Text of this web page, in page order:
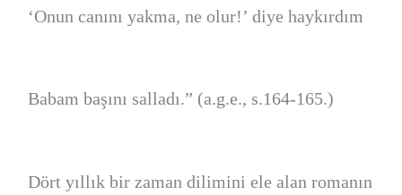
‘Onun canını yakma, ne olur!’ diye haykırdım
Babam başını salladı.” (a.g.e., s.164-165.)
Dört yıllık bir zaman dilimini ele alan romanın